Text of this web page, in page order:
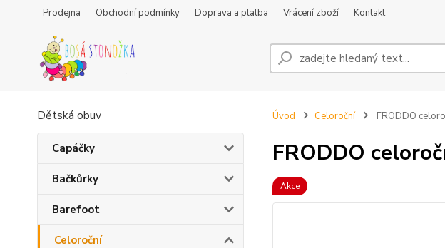
Prodejna Obchodní podmínky Doprava a platba Vrácení zboží Kontakt
Dětská obuv
Capáčky
Bačkůrky
Barefoot
Celoroční
Úvod Celoroční FRODDO
FRODDO
Akce